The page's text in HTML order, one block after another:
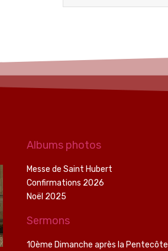
Albums photos
Messe de Saint Hubert
Confirmations 2026
Noël 2025
Sermons
10ème Dimanche après la Pentecôte